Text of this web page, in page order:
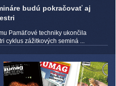
budú pokračovať aj
Pamäťové techniky ukončila
cyklus zážitkových seminá ...